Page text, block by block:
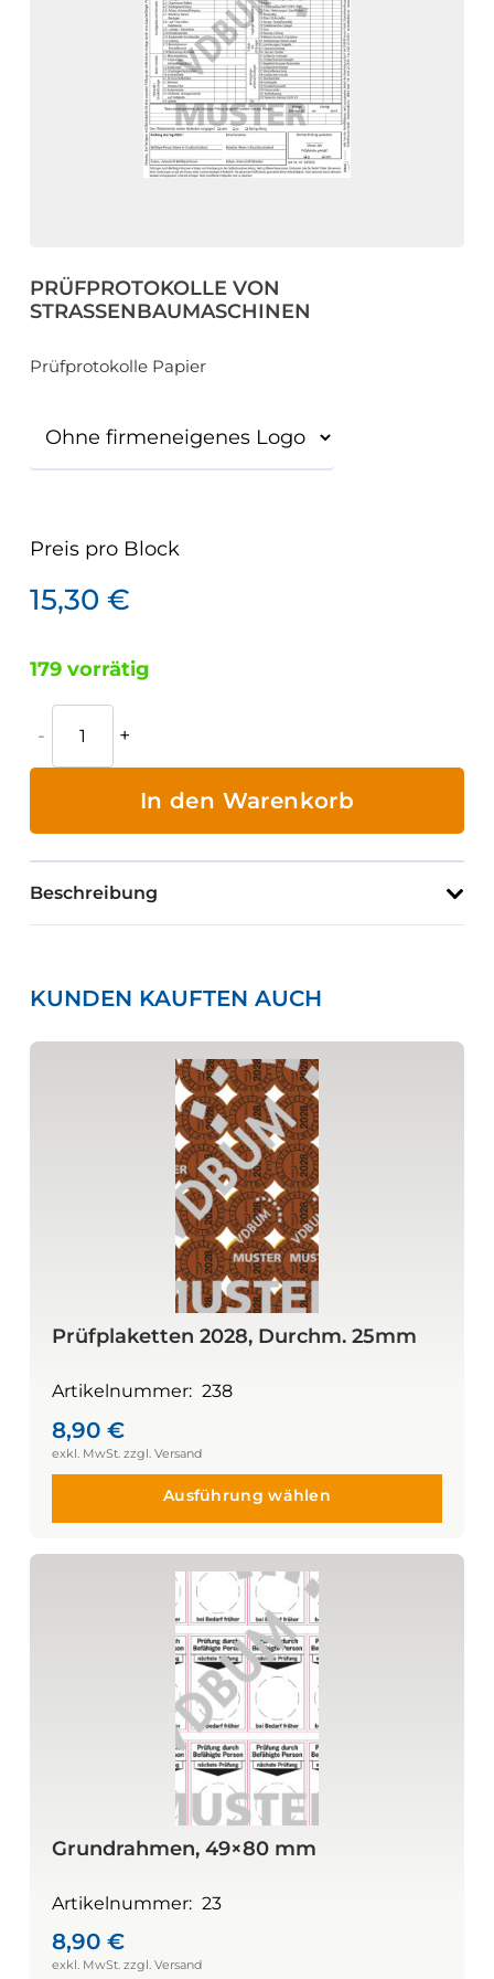
PRÜFPROTOKOLLE VON
STRASSENBAUMASCHINEN
Prüfprotokolle Papier
Preis pro Block
15,30 €
179 vorrätig
Straßenbaumaschinen
In den Warenkorb
Beschreibung
KUNDEN KAUFTEN AUCH
Prüfplaketten 2028, Durchm. 25mm
Artikelnummer: 238
8,90 €
Ausführung wählen
Grundrahmen, 49×80 mm
Artikelnummer: 23
8,90 €